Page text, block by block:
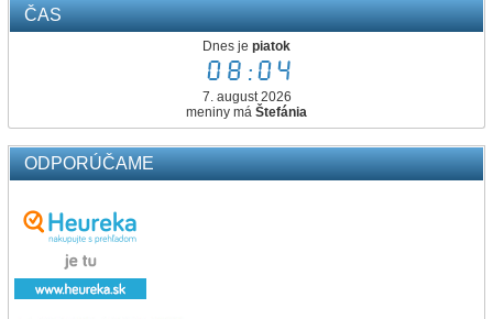
ČAS
Dnes je piatok
08:04
7. august 2026
meniny má Štefánia
ODPORÚČAME